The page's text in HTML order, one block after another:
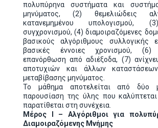
πολυπύρηνα συστήματα και
μηνύματος, (2) θεμελιώδεις
κατανεμημένου υπολογισμού,
συγχρονισμού, (4) διαμοιραζόμενες
βασικούς αλγόριθμους συλλογικής
βασικές έννοιες χρονισμού, (6)
επανόρθωση από αδιέξοδα, (7)
αποτυχιών και άλλων
μεταβίβασης μηνύματος.
Το μάθημα αποτελείται από δύο
παρουσίαση της ύλης που
παρατίθεται στη συνέχεια.
Μέρος Ι – Αλγόριθμοι για
Διαμοιραζόμενης Μνήμης